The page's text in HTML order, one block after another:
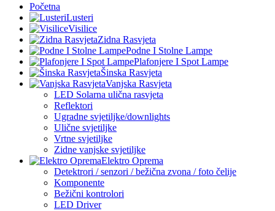
Početna
Lusteri
Visilice
Zidna Rasvjeta
Podne I Stolne Lampe
Plafonjere I Spot Lampe
Šinska Rasvjeta
Vanjska Rasvjeta
LED Solarna ulična rasvjeta
Reflektori
Ugradne svjetiljke/downlights
Ulične svjetiljke
Vrtne svjetiljke
Zidne vanjske svjetiljke
Elektro Oprema
Detektrori / senzori / bežična zvona / foto čelije
Komponente
Bežični kontrolori
LED Driver